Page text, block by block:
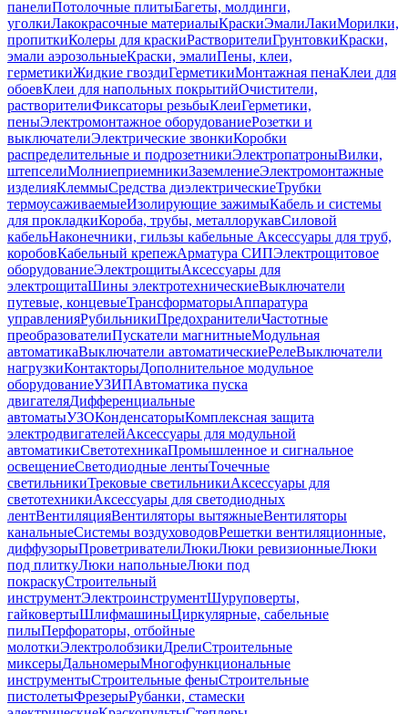
панелиПотолочные плитыБагеты, молдинги,
уголкиЛакокрасочные материалыКраскиЭмалиЛакиМорилки,
пропиткиКолеры для краскиРастворителиГрунтовкиКраски,
эмали аэрозольныеКраски, эмалиПены, клеи,
герметикиЖидкие гвоздиГерметикиМонтажная пенаКлеи для
обоевКлеи для напольных покрытийОчистители,
растворителиФиксаторы резьбыКлеиГерметики,
пеныЭлектромонтажное оборудованиеРозетки и
выключателиЭлектрические звонкиКоробки
распределительные и подрозетникиЭлектропатроныВилки,
штепселиМолниеприемникиЗаземлениеЭлектромонтажные
изделияКлеммыСредства диэлектрическиеТрубки
термоусаживаемыеИзолирующие зажимыКабель и системы
для прокладкиКороба, трубы, металлорукавСиловой
кабельНаконечники, гильзы кабельные Аксессуары для труб,
коробовКабельный крепежАрматура СИПЭлектрощитовое
оборудованиеЭлектрощитыАксессуары для
электрощитаШины электротехническиеВыключатели
путевые, концевыеТрансформаторыАппаратура
управленияРубильникиПредохранителиЧастотные
преобразователиПускатели магнитныеМодульная
автоматикаВыключатели автоматическиеРелеВыключатели
нагрузкиКонтакторыДополнительное модульное
оборудованиеУЗИПАвтоматика пуска
двигателяДифференциальные
автоматыУЗОКонденсаторыКомплексная защита
электродвигателейАксессуары для модульной
автоматикиСветотехникаПромышленное и сигнальное
освещениеСветодиодные лентыТочечные
светильникиТрековые светильникиАксессуары для
светотехникиАксессуары для светодиодных
лентВентиляцияВентиляторы вытяжныеВентиляторы
канальныеСистемы воздуховодовРешетки вентиляционные,
диффузорыПроветривателиЛюкиЛюки ревизионныеЛюки
под плиткуЛюки напольныеЛюки под
покраскуСтроительный
инструментЭлектроинструментШуруповерты,
гайковертыШлифмашиныЦиркулярные, сабельные
пилыПерфораторы, отбойные
молоткиЭлектролобзикиДрелиСтроительные
миксерыДальномерыМногофункциональные
инструментыСтроительные феныСтроительные
пистолетыФрезерыРубанки, стамески